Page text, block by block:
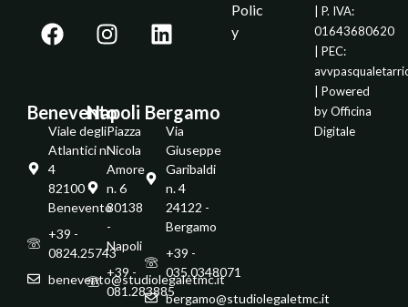
Benevento
Viale degli
Atlantici n.
4
82100 -
Benevento
+39 -
0824.25743
benevento@studiolegaletmc.it
Napoli
Piazza
Nicola
Amore
n. 6
80138
-
Napoli
+39 -
081.283885
Bergamo
Via
Giuseppe
Garibaldi
n. 4
24122 -
Bergamo
+39 -
035.0348071
bergamo@studiolegaletmc.it
Polic
y
| P. IVA:
01643680620
| PEC:
| Powered
byOfficina
Digitale